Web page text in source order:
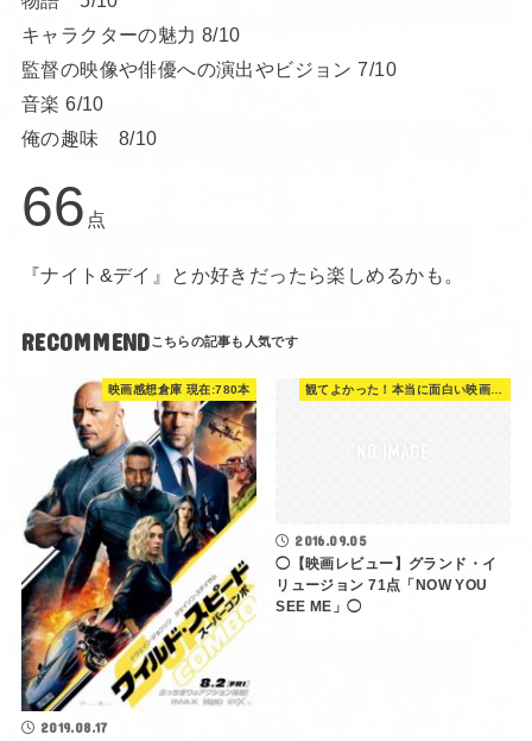
キャラクターの魅力 8/10
監督の映像や俳優への演出やビジョン 7/10
音楽 6/10
俺の趣味 8/10
66 点
『ナイト&デイ』とか好きだったら楽しめるかも。
RECOMMEND
映画感想倉庫 現在:780本
2019.08.17
2016.09.05
◯【映画レビュー】グランド・イ
リュージョン 71点「NOW YOU
SEE ME」◯